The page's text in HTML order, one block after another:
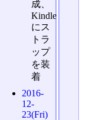
成、
Kindle
にス
トラ
ップ
を装
着
2016-
12-
23(Fri)